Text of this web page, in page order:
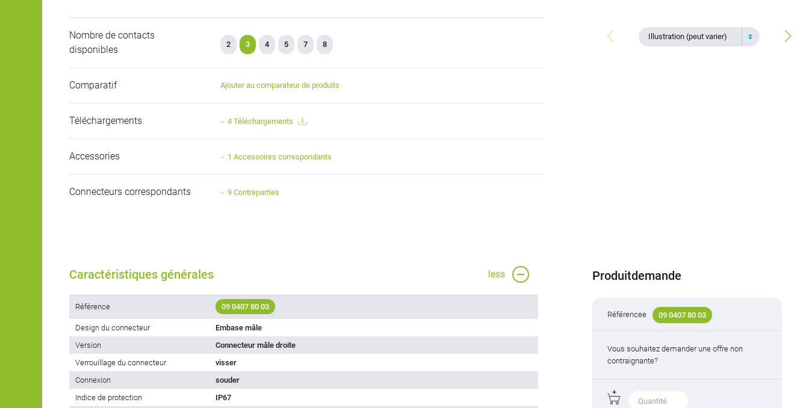
Illustration (peut varier)
Nombre de contacts
disponibles
2 3 4 5 7 8
Comparatif Ajouter au comparateur de produits
Téléchargements 4 Téléchargements
Accessories 1 Accessoires correspondants
Connecteurs correspondants 9 Contreparties
Caractéristiques générales less
Référence 09 0407 80 03
Design du connecteur
Embase mâle
Version
Connecteur mâle droite
Verrouillage du connecteur
visser
Connexion
souder
Indice de protection
IP67
Produitdemande
Référencee 09 0407 80 03
Vous souhaitez demander une offre non
contraignante?